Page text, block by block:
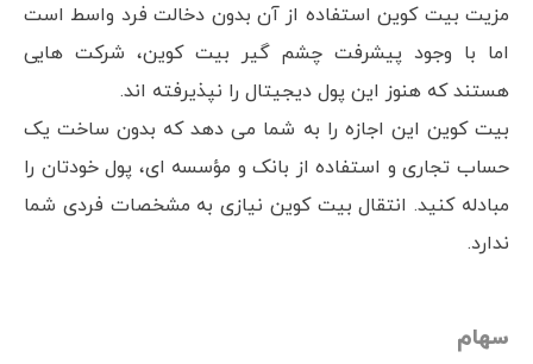
مزیت بیت کوین استفاده از آن بدون دخالت فرد واسط است
اما با وجود پیشرفت چشم گیر بیت کوین، شرکت هایی
هستند که هنوز این پول دیجیتال را نپذیرفته اند.
بیت کوین این اجازه را به شما می دهد که بدون ساخت یک
حساب تجاری و استفاده از بانک و مؤسسه ای، پول خودتان را
مبادله کنید. انتقال بیت کوین نیازی به مشخصات فردی شما
ندارد.
سهام